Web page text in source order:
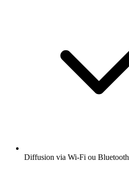
Diffusion via Wi-Fi ou Bluetooth